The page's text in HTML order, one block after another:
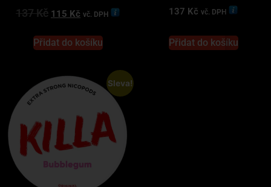
137Kč 115 Kč vč. DPH
Přidat do košíku
137 Kč vč. DPH
Přidat do košíku
Sleva!